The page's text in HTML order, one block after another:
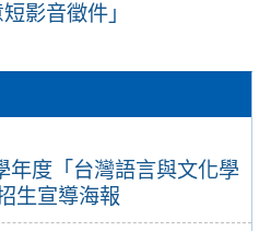
年度「台灣語言與文化學
生宣導海報
影音徵件」